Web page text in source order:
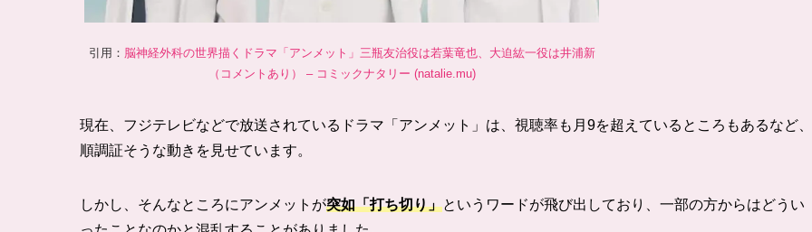
引用： 脳神経外科の世界描くドラマ「アンメット」三瓶友治役は若葉竜也、大迫紘一役は井浦新
（コメントあり） – コミックナタリー (natalie.mu)
現在、フジテレビなどで放送されているドラマ「アンメット」は、視聴率も月9を超えているところもあるなど、
順調証そうな動きを見せています。
しかし、そんなところにアンメットが突如「打ち切り」というワードが飛び出しており、一部の方からはどうい